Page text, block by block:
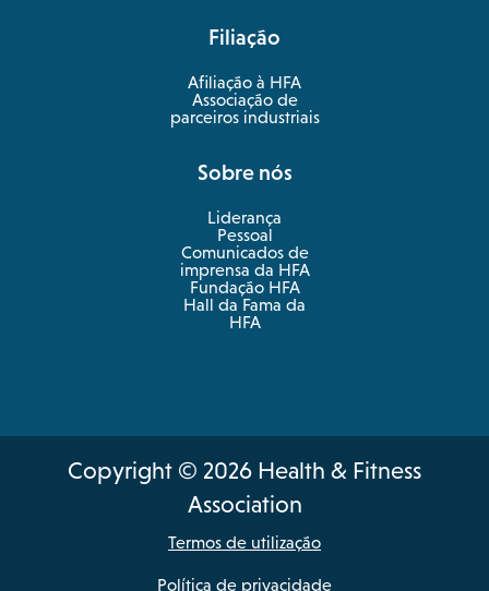
tab
new
tab
Filiação
Afiliação à HFA
Associação de
parceiros industriais
Sobre nós
Liderança
Pessoal
Comunicados de
imprensa da HFA
Fundação HFA
Hall da Fama da
HFA
Copyright © 2026 Health & Fitness
Association
Termos de utilização
Política de privacidade